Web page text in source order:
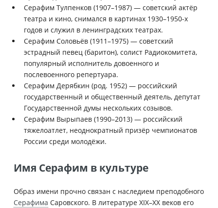
Серафим Тулпенков (1907–1987) — советский актёр
театра и кино, снимался в картинах 1930–1950-х
годов и служил в ленинградских театрах.
Серафим Соловьёв (1911–1975) — советский
эстрадный певец (баритон), солист Радиокомитета,
популярный исполнитель довоенного и
послевоенного репертуара.
Серафим Дерябкин (род. 1952) — российский
государственный и общественный деятель, депутат
Государственной думы нескольких созывов.
Серафим Вырыпаев (1990–2013) — российский
тяжелоатлет, неоднократный призёр чемпионатов
России среди молодёжи.
Имя Серафим в культуре
Образ имени прочно связан с наследием преподобного
Серафима Саровского. В литературе XIX–XX веков его